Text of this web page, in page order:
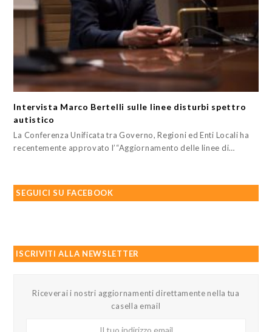
Intervista Marco Bertelli sulle linee disturbi spettro
autistico
La Conferenza Unificata tra Governo, Regioni ed Enti Locali ha
recentemente approvato l’“Aggiornamento delle linee di…
SEGUICI SU FACEBOOK
ISCRIVITI ALLA NEWSLETTER
Riceverai i nostri aggiornamenti direttamente nella tua
casella email